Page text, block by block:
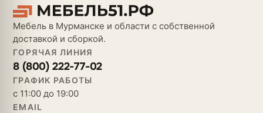
Мебель в Мурманске и области с собственной
доставкой и сборкой.
ГОРЯЧАЯ ЛИНИЯ
8 (800) 222-77-02
ГРАФИК РАБОТЫ
с 11:00 до 19:00
EMAIL